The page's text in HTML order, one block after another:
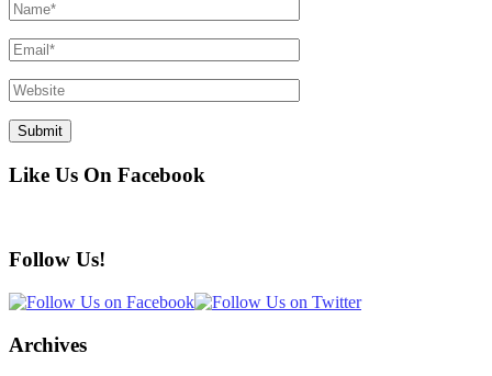
Like Us On Facebook
Follow Us!
Archives